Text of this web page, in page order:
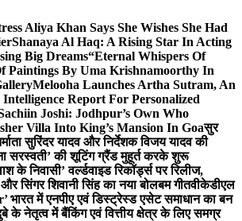
Aliya Khan Says She Wishes She Had
Shanaya Al Haq: A Rising Star In Acting
Big Dreams“Eternal Whispers Of
Paintings By Uma Krishnamoorthy In
Melooha Launches Artha Sutram, An
Report For Personalized
Joshi: Jodhpur’s Own Who
Villa Into King’s Mansion In Goaसुर
सुरिंदर यादव और निर्देशक विजय यादव की
सरस्वती’ की शूटिंग ग्रैंड मुहूर्त करके शुरू
के निवासी’ वर्ल्डवाइड रिकॉर्ड्स पर रिलीज,
सिंगर शिवानी सिंह का नया बोलबम गीतवीकेडीएल
भारत में एनपीए एवं डिस्ट्रेस्ड एसेट समाधान का बन
के नेतृत्व में बैंकिंग एवं वित्तीय क्षेत्र के लिए समग्र